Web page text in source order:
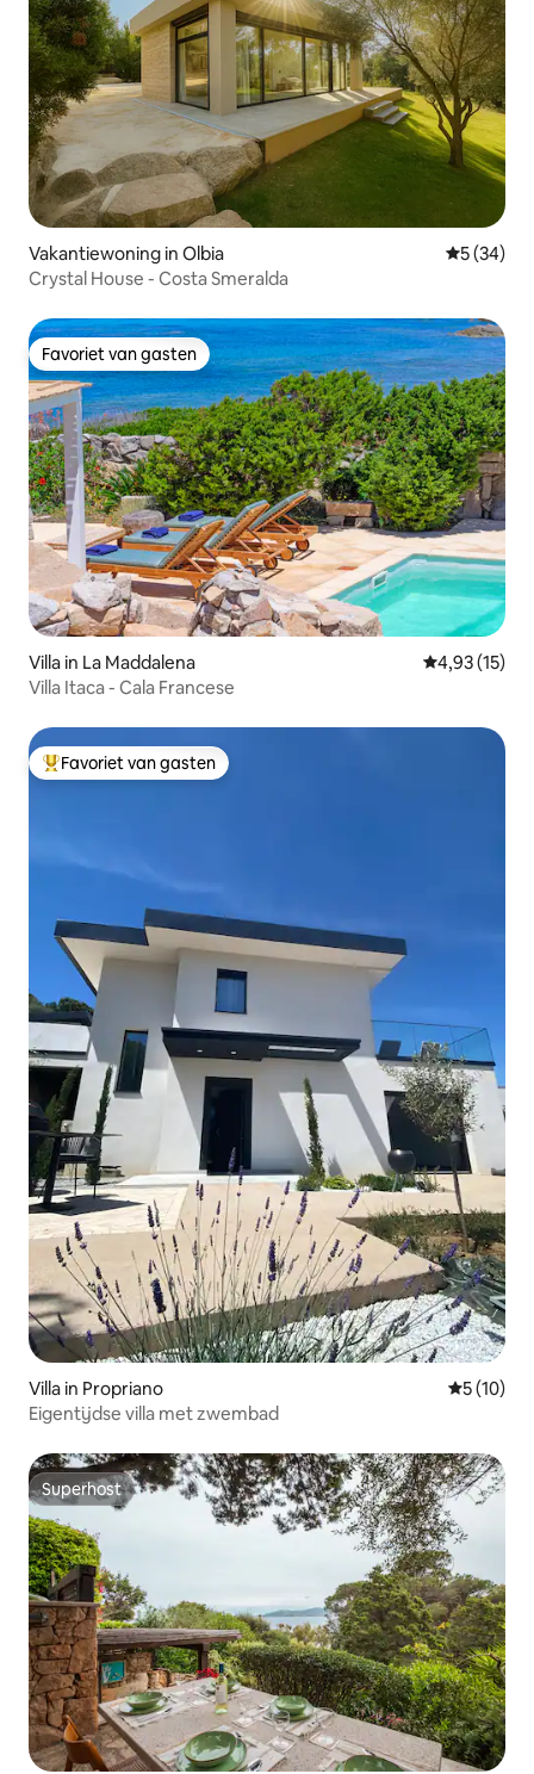
Vakantiewoning in Olbia
5 (34)
Crystal House - Costa Smeralda
Favoriet van gasten
Favoriet van gasten
Villa in La Maddalena Gemiddelde
4,93 (15)
Villa Itaca - Cala Francese
Topfavoriet van gasten
Favoriet van gasten
Villa in Propriano
5 (10)
Eigentijdse villa met zwembad
Superhost
Superhost